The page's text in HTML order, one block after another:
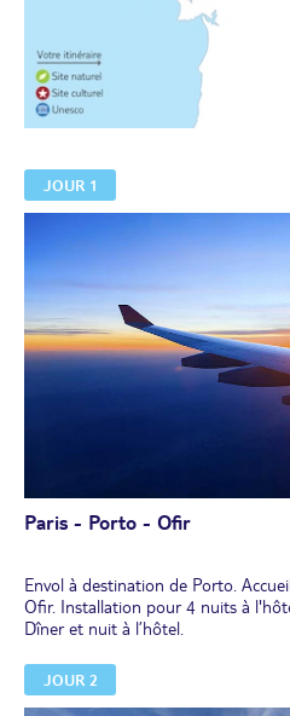
JOUR 1
Paris - Porto - Ofir
Envol à destination de Porto.
Ofir. Installation pour 4 nuits à
Dîner et nuit à l’hôtel.
JOUR 2